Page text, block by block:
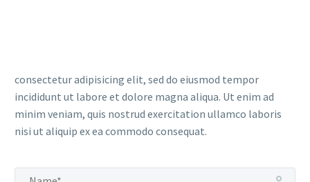
consectetur adipisicing elit, sed do eiusmod tempor
incididunt ut labore et dolore magna aliqua. Ut enim ad
minim veniam, quis nostrud exercitation ullamco laboris
nisi ut aliquip ex ea commodo consequat.